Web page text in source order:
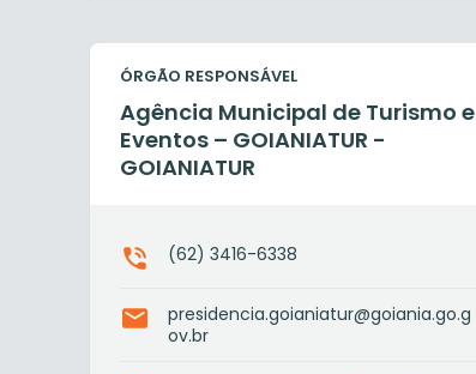
ÓRGÃO RESPONSÁVEL
Agência Municipal de Turismo e
Eventos – GOIANIATUR -
GOIANIATUR
(62) 3416-6338
presidencia.goianiatur@goiania.go.g
ov.br